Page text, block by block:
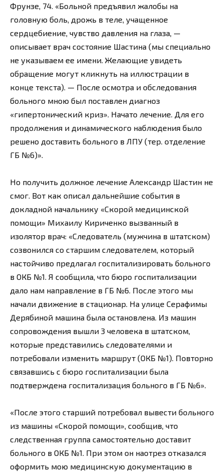
Фрунзе, 74. «Больной предъявил жалобы на
головную боль, дрожь в теле, учащенное
сердцебиение, чувство давления на глаза, —
описывает врач состояние Шастина (мы специально
не указываем ее имени. Желающие увидеть
обращение могут кликнуть на иллюстрации в
конце текста). — После осмотра и обследования
больного мною был поставлен диагноз
«гипертонический криз». Начато лечение. Для его
продолжения и динамического наблюдения было
решено доставить больного в ЛПУ (тер. отделение
ГБ №6)».
Но получить должное лечение Александр Шастин не
смог. Вот как описал дальнейшие события в
докладной начальнику «Скорой медицинской
помощи» Михаилу Кириченко вызванный в
изолятор врач: «Следователь (мужчина в штатском)
созвонился со старшим следователем, который
настойчиво предлагал госпитализировать больного
в ОКБ №1. Я сообщила, что бюро госпитализации
дало нам направление в ГБ №6. После этого мы
начали движение в стационар. На улице Серафимы
Дерябиной машина была остановлена. Из машин
сопровождения вышли 3 человека в штатском,
которые представились следователями и
потребовали изменить маршрут (ОКБ №1). Повторно
связавшись с бюро госпитализации была
подтверждена госпитализация больного в ГБ №6».
«После этого старший потребовал вывести больного
из машины «Скорой помощи», сообщив, что
следственная группа самостоятельно доставит
больного в ОКБ №1. При этом он наотрез отказался
оформить мою медицинскую документацию в